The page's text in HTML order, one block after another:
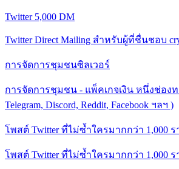
Twitter 5,000 DM
Twitter Direct Mailing สำหรับผู้ที่ชื่นชอบ
การจัดการชุมชนซิลเวอร์
การจัดการชุมชน - แพ็คเกจเงิน หนึ่งช่อง
Telegram, Discord, Reddit, Facebook ฯลฯ )
โพสต์ Twitter ที่ไม่ซ้ำใครมากกว่า 1,000 ร
โพสต์ Twitter ที่ไม่ซ้ำใครมากกว่า 1,000 ร